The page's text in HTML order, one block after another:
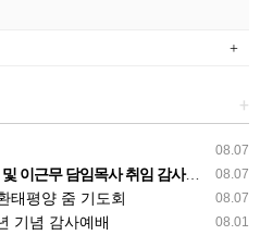
+
08.07
08.07
무 담임목사 취임 감사예배 드려
08.07
태평양 줌 기도회
08.01
기념 감사예배